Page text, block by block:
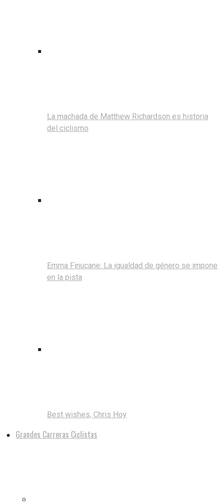
La machada de Matthew Richardson es historia
del ciclismo
Emma Finucane: La igualdad de género se impone
en la pista
Best wishes, Chris Hoy
Grandes Carreras Ciclistas